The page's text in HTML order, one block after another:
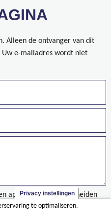
Alleen de ontvanger van dit
e-mailadres wordt niet
aparte regels of gescheiden
Privacy instellingen
te optimaliseren.